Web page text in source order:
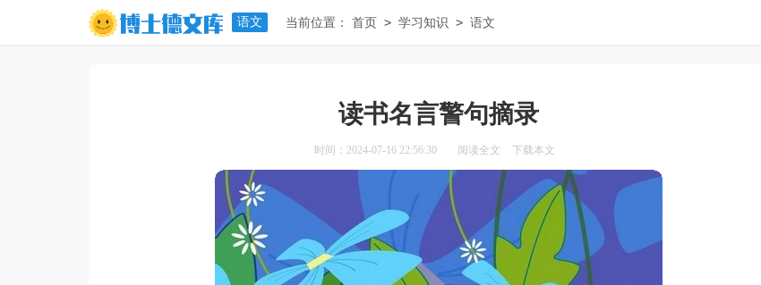
语文 当前位置： 首页 > 学习知识 > 语文
读书名言警句摘录
时间：2024-07-16 22:56:30 阅读全文 下载本文